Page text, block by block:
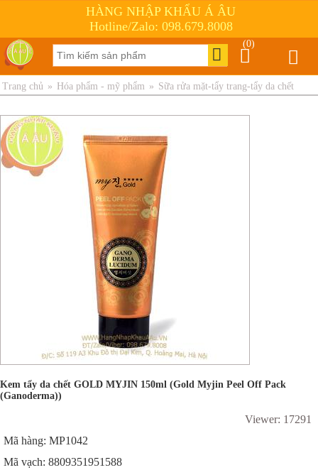
HÀNG NHẬP KHẨU Á ÂU
Hotline/Zalo: 098.679.8008
(0)
Trang chủ » Hóa phẩm - mỹ phẩm » Sữa rửa mặt-tẩy trang-tẩy da chết
Kem tẩy da chết GOLD MYJIN 150ml (Gold Myjin Peel Off Pack
(Ganoderma))
Viewer: 17291
Mã hàng: MP1042
Mã vạch: 8809351951588